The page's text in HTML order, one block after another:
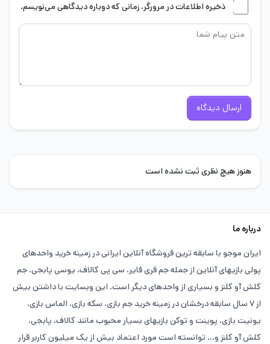
ذخیره اطلاعات در مرورگر، زمانی که دوباره دیدگاهی می‌نویسم.
ارسال دیدگاه
هنوز هیچ نظری ثبت نشده است
درباره ما
ایران موجو با سابقه ترین فروشگاه آنلاین ایرانی در زمینه خرید واحدهای
پولی بازیهای آنلاین از جمله جم فری فایر، سی پی کالاف، یوسی پابجی، جم
کلش آو کلنز و بسیاری از واحدهای دیگر است. این وبسایت با داشتن بیش
از ۷ سال سابقه درخشان در زمینه خرید جم بازی، سکه بازی، الماس بازی،
یونیت بازی، پوینت و توکن بازیهای بسیار محبوب مانند کالاف، پابجی،
کلش آو کلنز و... توانسته است مورد اعتماد بیش از یک میلیون کاربر قرار